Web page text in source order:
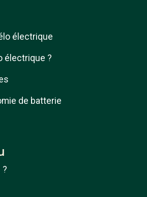
électrique
électrique ?
de batterie
?